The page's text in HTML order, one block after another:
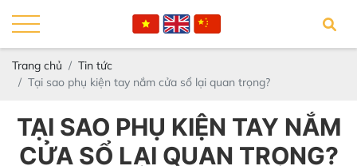
Trang chủ
Tin tức
Tại sao phụ kiện tay nắm cửa sổ lại quan trọng?
TẠI SAO PHỤ KIỆN TAY NẮM
CỬA SỔ LẠI QUAN TRỌNG?